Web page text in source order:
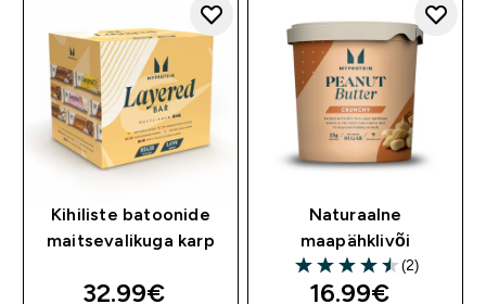
Kihiliste batoonide
maitsevalikuga karp
32.99€‎
Naturaalne
maapähklivõi
4.5 out of 5 stars
(2)
16.99€‎